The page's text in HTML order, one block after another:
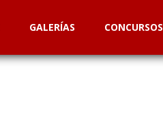
GALERÍAS CONCURSOS